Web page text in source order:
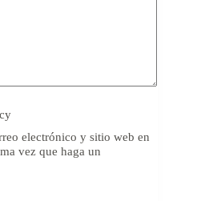
electrónico y sitio web en
vez que haga un